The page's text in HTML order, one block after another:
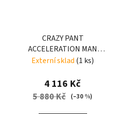
CRAZY PANT
ACCELERATION MAN
BRICK
Externí sklad (1 ks)
4 116 Kč
5 880 Kč (–30 %)